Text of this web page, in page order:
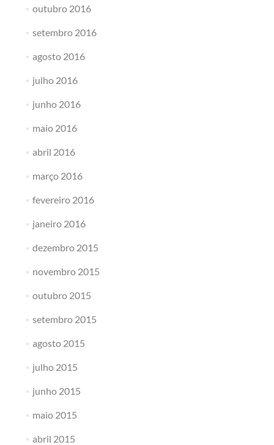
outubro 2016
setembro 2016
agosto 2016
julho 2016
junho 2016
maio 2016
abril 2016
março 2016
fevereiro 2016
janeiro 2016
dezembro 2015
novembro 2015
outubro 2015
setembro 2015
agosto 2015
julho 2015
junho 2015
maio 2015
abril 2015